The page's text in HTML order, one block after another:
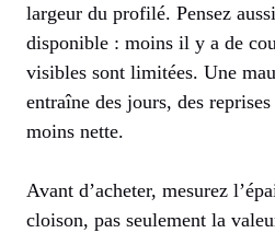
largeur du profilé. Pensez
disponible : moins il y a de
visibles sont limitées. Une
entraîne des jours, des
moins nette.
Avant d’acheter, mesurez
cloison, pas seulement la